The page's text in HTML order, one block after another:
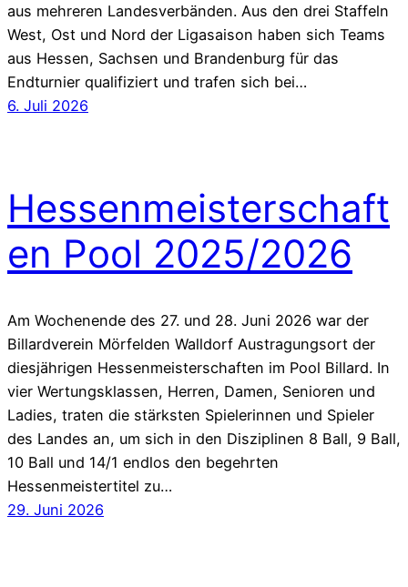
aus mehreren Landesverbänden. Aus den drei Staffeln
West, Ost und Nord der Ligasaison haben sich Teams
aus Hessen, Sachsen und Brandenburg für das
Endturnier qualifiziert und trafen sich bei…
6. Juli 2026
Hessenmeisterschaft
en Pool 2025/2026
Am Wochenende des 27. und 28. Juni 2026 war der
Billardverein Mörfelden Walldorf Austragungsort der
diesjährigen Hessenmeisterschaften im Pool Billard. In
vier Wertungsklassen, Herren, Damen, Senioren und
Ladies, traten die stärksten Spielerinnen und Spieler
des Landes an, um sich in den Disziplinen 8 Ball, 9 Ball,
10 Ball und 14/1 endlos den begehrten
Hessenmeistertitel zu…
29. Juni 2026